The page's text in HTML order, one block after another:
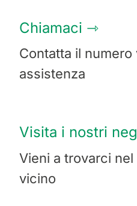
Chiamaci ⇾
Contatta il
assistenza
Visita i nostri
Vieni a trovarci
vicino